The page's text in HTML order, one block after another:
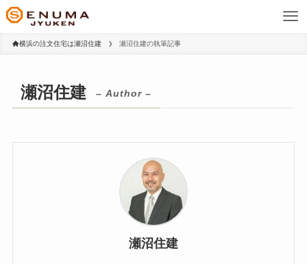
横浜の注文住宅は瀬沼住建 瀬沼住建の執筆記事
瀬沼住建 – Author –
瀬沼住建